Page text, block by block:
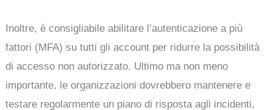
Inoltre, è consigliabile abilitare l’autenticazione a più
fattori (MFA) su tutti gli account per ridurre la possibilità
di accesso non autorizzato. Ultimo ma non meno
importante, le organizzazioni dovrebbero mantenere e
testare regolarmente un piano di risposta agli incidenti,